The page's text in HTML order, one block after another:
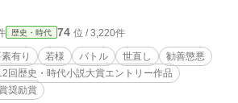
、監察医務院「顕幽閣（けんゆうかく）」にあ
の無念を解き明かす、江戸唯一の「監察医」として
に死骸を検分して真相を探り、役人と共に事件の
る、それが凌庵の役目だ。 そんな凌雲は重大な
ている。大御所ー即ち先代の将軍が、市井に開業
娘と恋に落ちた末、密かに生を受けた「将軍家の
う宿命だ。事件を通じ素性が明るみになり、徳川
歴史・時代 74 位 / 3,220件
有り 若様 バトル 世直し
勧善懲悪
回歴史・時代小説大賞エントリー作品
奨励賞